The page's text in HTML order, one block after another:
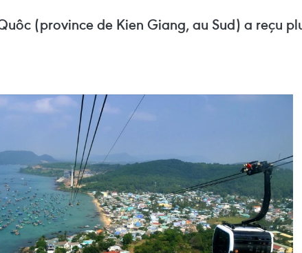
(province de Kien Giang, au Sud) a reçu